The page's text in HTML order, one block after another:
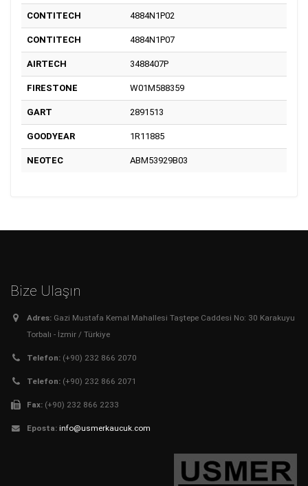
CONTITECH 4884N1P02
CONTITECH 4884N1P07
AIRTECH 3488407P
FIRESTONE W01M588359
GART 2891513
GOODYEAR 1R11885
NEOTEC ABM53929B03
Bize Ulaşın
Adres: Gazi Mustafa Kemal Mahallesi Taştepe Caddesi No: 30 Karakuyu
Torbalı - İzmir / Türkiye
Telefon: (+90) 232 866 2070
Telefon: (+90) 232 866 2071
Fax: (+90) 232 866 2233
Eposta: info@usmerkaucuk.com